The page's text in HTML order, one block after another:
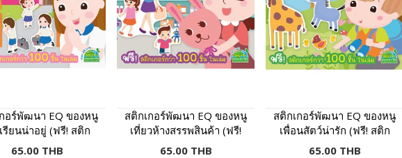
อร์พัฒนา EQ ของหนู
รียนน่าอยู่ (ฟรี! สติก
กว่า 100 ชิ้น ในเล่ม)
65.00 THB
สติกเกอร์พัฒนา EQ ของหนู
เที่ยวห้างสรรพสินค้า (ฟรี!
สติกเกอร์กว่า 100 ชิ้น ใน
65.00 THB
สติกเกอร์พัฒนา EQ ของหนู
เพื่อนสัตว์น่ารัก (ฟรี! สติก
เกอร์กว่า 100 ชิ้น ในเล่ม)
65.00 THB